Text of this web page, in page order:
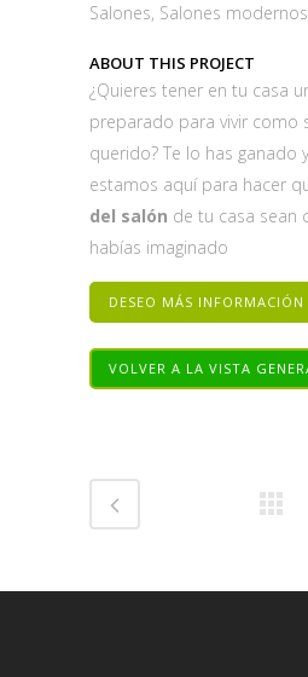
Salones, Salones modernos
ABOUT THIS PROJECT
¿Quieres tener en tu casa
preparado para vivir como
querido? Te lo has ganado
estamos aquí para hacer
del salón de tu casa sean
habías imaginado
DESEO MÁS INFORMACIÓN
VOLVER A LA VISTA